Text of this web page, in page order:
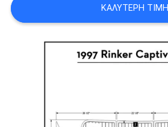
ΖΗΤΉΣΤΕ
ΑΠΌΣΠΑΣΜΑ
ΚΑΛΎΤΕΡΗ ΤΙΜΉ